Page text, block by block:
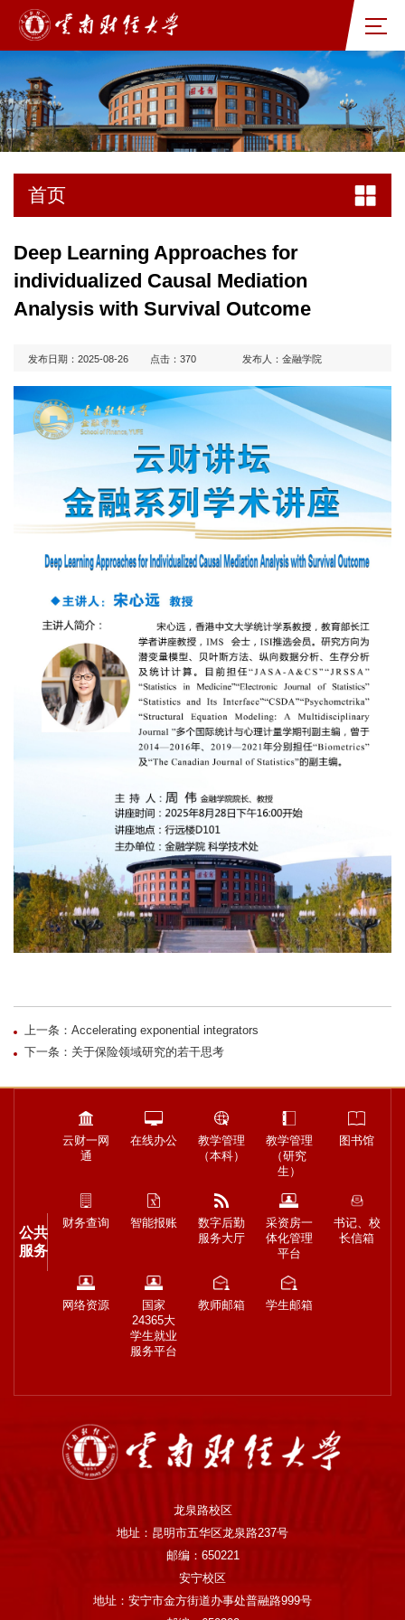
首页
Deep Learning Approaches for
individualized Causal Mediation
Analysis with Survival Outcome
发布日期：2025-08-26 点击： 370 发布人：金融学院
上一条：Accelerating exponential integrators
下一条：关于保险领域研究的若干思考
公共
服务
云财一网
通
在线办公
教学管理
（本科）
教学管理
（研究
生）
图书馆
财务查询 智能报账
数字后勤
服务大厅
采资房一
体化管理
平台
书记、校
长信箱
网络资源
国家
24365大
学生就业
服务平台
教师邮箱 学生邮箱
龙泉路校区
地址：昆明市五华区龙泉路237号
邮编：650221
安宁校区
地址：安宁市金方街道办事处普融路999号